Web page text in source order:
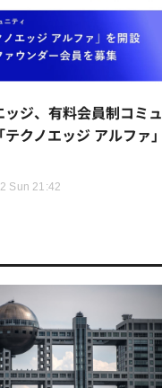
ッジ、有料会員制コミュ
クノエッジ アルファ」
Sun 21:42